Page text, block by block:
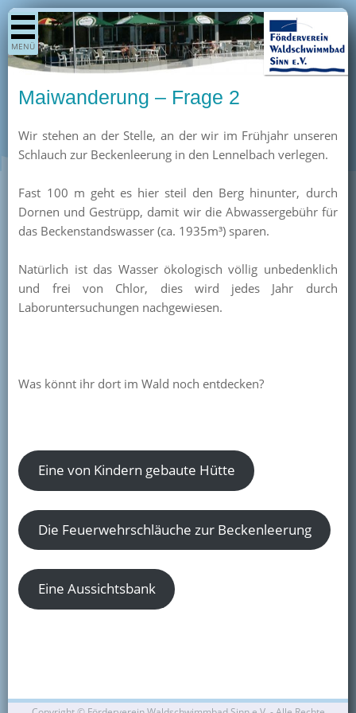
MENÜ
Shop
Aktuelles
Termine
Berichte
Bilder
/ Preise
Kurse
Unterstützer
Kontakt
Maiwanderung – Frage 2
Wir stehen an der Stelle, an der wir im Frühjahr unseren
Schlauch zur Beckenleerung in den Lennelbach verlegen.
Fast 100 m geht es hier steil den Berg hinunter, durch
Dornen und Gestrüpp, damit wir die Abwassergebühr für
das Beckenstandswasser (ca. 1935m³) sparen.
Natürlich ist das Wasser ökologisch völlig unbedenklich
und frei von Chlor, dies wird jedes Jahr durch
Laboruntersuchungen nachgewiesen.
Was könnt ihr dort im Wald noch entdecken?
Eine von Kindern gebaute Hütte
Die Feuerwehrschläuche zur Beckenleerung
Eine Aussichtsbank